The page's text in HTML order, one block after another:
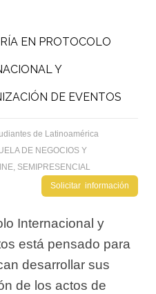
EN PROTOCOLO
Y
DE EVENTOS
de Latinoamérica
DE NEGOCIOS Y
SEMIPRESENCIAL
Solicitar información
Internacional y
está pensado para
desarrollar sus
de los actos de